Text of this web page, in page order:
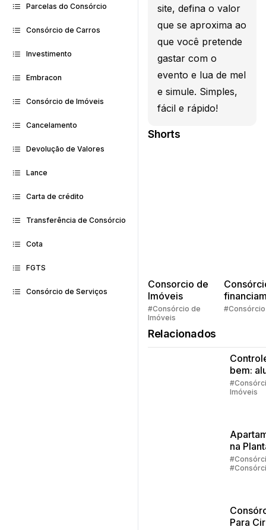
Parcelas do Consórcio
Consórcio de Carros
Investimento
Embracon
Consórcio de Imóveis
Cancelamento
Devolução de Valores
Lance
Carta de crédito
Transferência de Consórcio
Cota
FGTS
Consórcio de Serviços
site, defina o valor
que se aproxima ao
que você pretende
gastar com o
evento e lua de mel
e simule. Simples,
fácil e rápido!
Shorts
Consorcio de
Imóveis
#Consórcio de
Imóveis
Quem
#Consórcio
Relacionados
bem:
ou casa
Imóveis
na
Para